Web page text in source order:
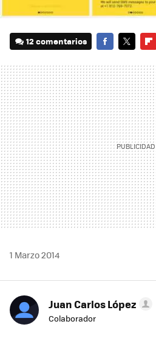
12 comentarios
1 Marzo 2014
Juan Carlos López
Colaborador